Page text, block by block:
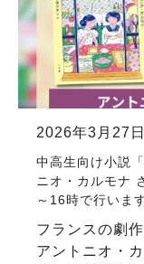
2026年3月27日
中高生向け小説
ニオ・カルモナ
～16時で行いま
フランスの劇
アントニオ・